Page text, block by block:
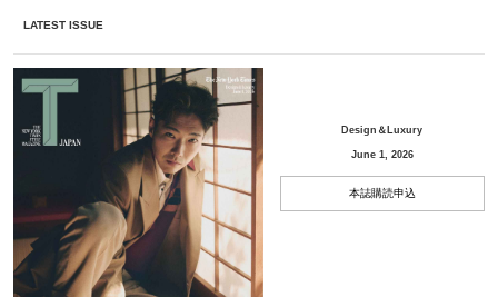
LATEST ISSUE
Design＆Luxury
June 1, 2026
本誌購読申込